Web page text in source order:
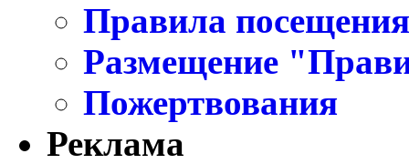
Правила
Размещение
Пожертвования
Реклама